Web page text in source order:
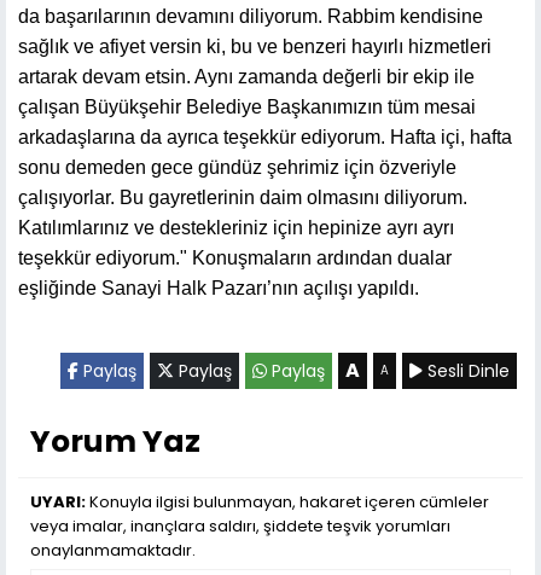
da başarılarının devamını diliyorum. Rabbim kendisine
sağlık ve afiyet versin ki, bu ve benzeri hayırlı hizmetleri
artarak devam etsin. Aynı zamanda değerli bir ekip ile
çalışan Büyükşehir Belediye Başkanımızın tüm mesai
arkadaşlarına da ayrıca teşekkür ediyorum. Hafta içi, hafta
sonu demeden gece gündüz şehrimiz için özveriyle
çalışıyorlar. Bu gayretlerinin daim olmasını diliyorum.
Katılımlarınız ve destekleriniz için hepinize ayrı ayrı
teşekkür ediyorum." Konuşmaların ardından dualar
eşliğinde Sanayi Halk Pazarı’nın açılışı yapıldı.
Paylaş Paylaş Paylaş A A Sesli Dinle
Yorum Yaz
UYARI:Konuyla ilgisi bulunmayan, hakaret içeren cümleler
veya imalar, inançlara saldırı, şiddete teşvik yorumları
onaylanmamaktadır.